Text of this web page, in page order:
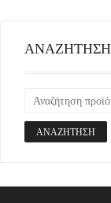
ΑΝΑΖΉΤΗΣΗ